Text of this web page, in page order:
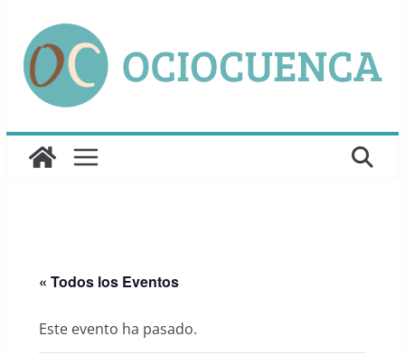
contenido
« Todos los Eventos
Este evento ha pasado.